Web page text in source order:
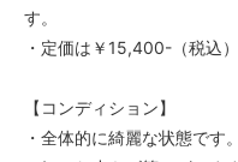
す。
・定価は￥15,400-（税込）
【コンディション】
・全体的に綺麗な状態です。